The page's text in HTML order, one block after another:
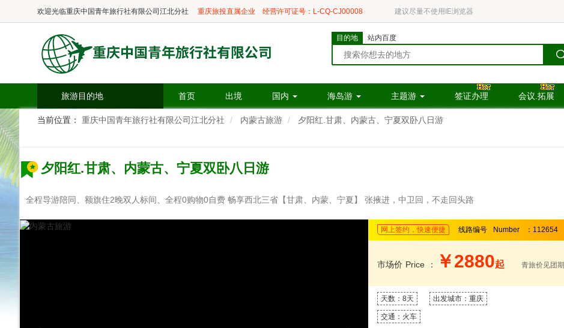
欢迎光临重庆中国青年旅行社有限公司江北分社 重庆旅投直属企业 经营许可证号：L-CQ-CJ00008 建议尽量不使用IE浏览器
目的地 站内百度
旅游目的地 首页 出境 国内 海岛游 主题游 签证办理 会议.拓展
当前位置： 重庆中国青年旅行社有限公司江北分社 内蒙古旅游 夕阳红.甘肃、内蒙古、宁夏双卧八日游
夕阳红.甘肃、内蒙古、宁夏双卧八日游
全程导游陪同、额旗住2晚双人标间、全程0购物0自费 畅享西北三省【甘肃、内蒙、宁夏】 张掖进，中卫回，不走回头路
网上签约，快速便捷 线路编号 Number ：112654
市场价 Price ： ￥2880起 青旅价见团期
天数：8天 出发城市：重庆
交通：火车